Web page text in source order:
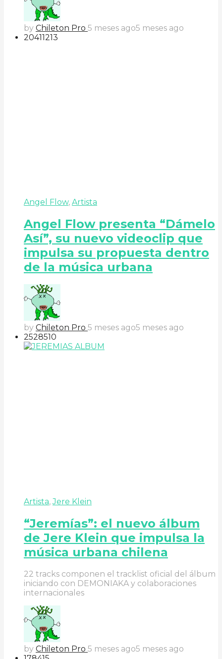
by Chileton Pro 5 meses ago5 meses ago
20411213
Angel Flow, Artista
Angel Flow presenta “Dámelo
Así”, su nuevo videoclip que
impulsa su propuesta dentro
de la música urbana
by Chileton Pro 5 meses ago5 meses ago
2528510
Artista,Jere Klein
“Jeremías”: el nuevo álbum
de Jere Klein que impulsa la
música urbana chilena
22 tracks componen el tracklist oficial del álbum
iniciando con DEMONIAKA y colaboraciones
internacionales
by Chileton Pro 5 meses ago5 meses ago